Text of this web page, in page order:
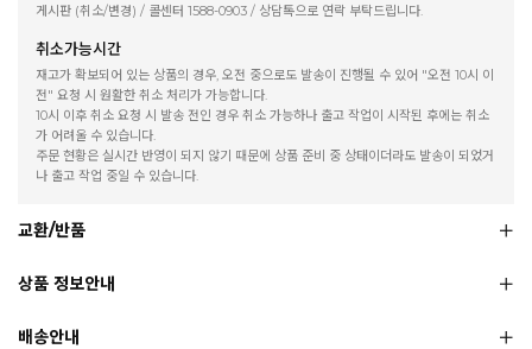
게시판 (취소/변경) / 콜센터 1588-0903 / 상담톡으로 연락 부탁드립니다.
취소가능시간
재고가 확보되어 있는 상품의 경우, 오전 중으로도 발송이 진행될 수 있어 "오전 10시 이
전" 요청 시 원활한 취소 처리가 가능합니다.
10시 이후 취소 요청 시 발송 전인 경우 취소 가능하나 출고 작업이 시작된 후에는 취소
가 어려울 수 있습니다.
주문 현황은 실시간 반영이 되지 않기 때문에 상품 준비 중 상태이더라도 발송이 되었거
나 출고 작업 중일 수 있습니다.
교환/반품
상품 정보안내
배송안내